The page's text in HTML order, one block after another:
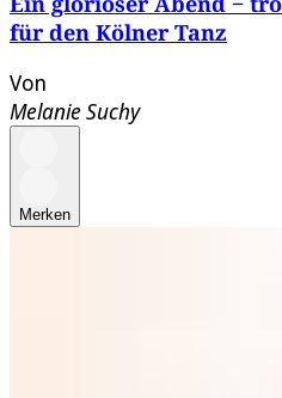
für den Kölner Tanz
Von
Melanie Suchy
Merken